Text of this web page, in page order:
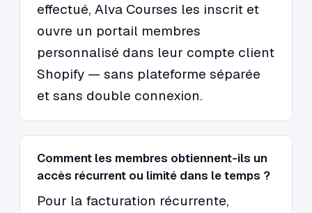
effectué, Alva Courses les inscrit et
ouvre un portail membres
personnalisé dans leur compte client
Shopify — sans plateforme séparée
et sans double connexion.
Comment les membres obtiennent-ils un
accès récurrent ou limité dans le temps ?
Pour la facturation récurrente,